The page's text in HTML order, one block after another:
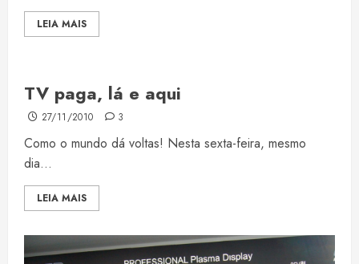
LEIA MAIS
TV paga, lá e aqui
27/11/2010 3
Como o mundo dá voltas! Nesta sexta-feira, mesmo
dia...
LEIA MAIS